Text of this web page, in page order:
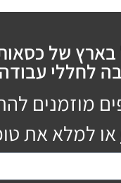
בארץ של
לחללי עבודה
מוזמנים
או למלא את